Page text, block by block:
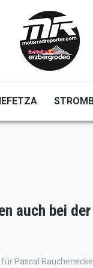
auch bei
für Pascal